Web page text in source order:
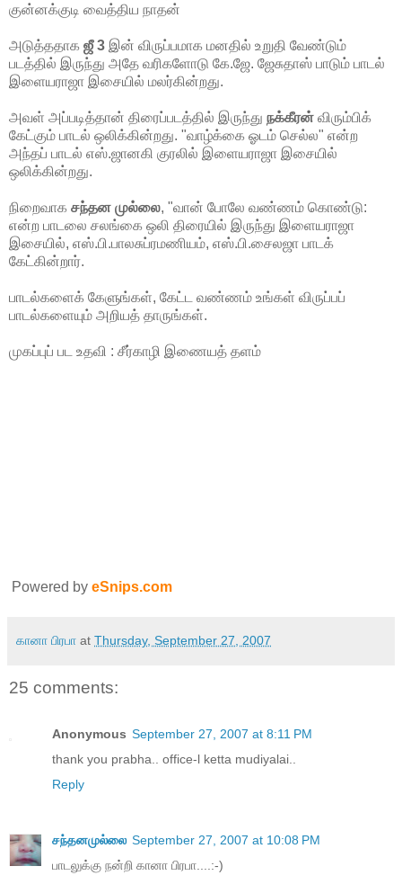
குன்னக்குடி வைத்திய நாதன்
அடுத்ததாக ஜீ 3 இன் விருப்பமாக மனதில் உறுதி வேண்டும்
படத்தில் இருந்து அதே வரிகளோடு கே.ஜே. ஜேசுதாஸ் பாடும் பாடல்
இளையராஜா இசையில் மலர்கின்றது.
அவள் அப்படித்தான் திரைப்படத்தில் இருந்து நக்கீரன் விரும்பிக்
கேட்கும் பாடல் ஒலிக்கின்றது. "வாழ்க்கை ஓடம் செல்ல" என்ற
அந்தப் பாடல் எஸ்.ஜானகி குரலில் இளையராஜா இசையில்
ஒலிக்கின்றது.
நிறைவாக சந்தன முல்லை, "வான் போலே வண்ணம் கொண்டு:
என்ற பாடலை சலங்கை ஒலி திரையில் இருந்து இளையராஜா
இசையில், எஸ்.பி.பாலசுப்ரமணியம், எஸ்.பி.சைலஜா பாடக்
கேட்கின்றார்.
பாடல்களைக் கேளுங்கள், கேட்ட வண்ணம் உங்கள் விருப்பப்
பாடல்களையும் அறியத் தாருங்கள்.
முகப்புப் பட உதவி : சீர்காழி இணையத் தளம்
Powered by eSnips.com
கானா பிரபா at Thursday, September 27, 2007
25 comments:
Anonymous September 27, 2007 at 8:11 PM
thank you prabha.. office-l ketta mudiyalai..
Reply
சந்தனமுல்லை September 27, 2007 at 10:08 PM
பாடலுக்கு நன்றி கானா பிரபா....:-)